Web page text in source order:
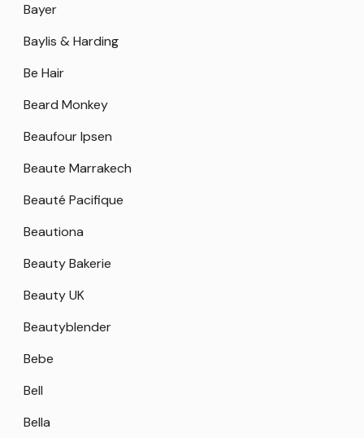
Bayer
Baylis & Harding
Be Hair
Beard Monkey
Beaufour Ipsen
Beaute Marrakech
Beauté Pacifique
Beautiona
Beauty Bakerie
Beauty UK
Beautyblender
Bebe
Bell
Bella